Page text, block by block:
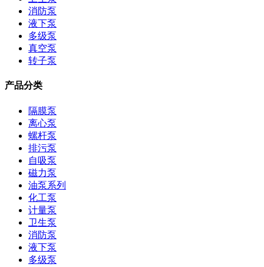
消防泵
液下泵
多级泵
真空泵
转子泵
产品分类
隔膜泵
离心泵
螺杆泵
排污泵
自吸泵
磁力泵
油泵系列
化工泵
计量泵
卫生泵
消防泵
液下泵
多级泵